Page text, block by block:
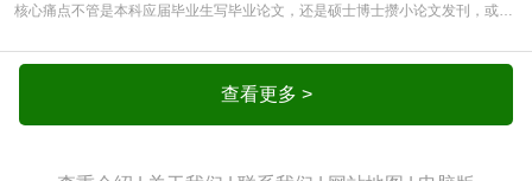
核心痛点不管是本科应届毕业生写毕业论文，还是硕士博士攒小论文发刊，或是
自己逐句读逐句改，熬好几个大夜不说，还经常改不到点上，交上去才发现重复
率超标，再返工太折腾。现在有了成熟的ai论文工具，这些痛点基本都能高效解
决。靠谱的ai论文工具，不止能帮你梳查看更多 >